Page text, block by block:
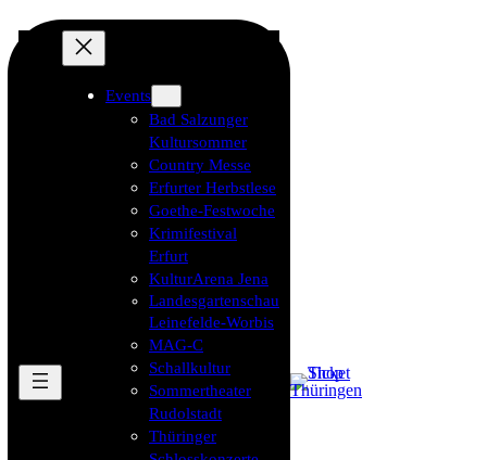
Events
Bad Salzunger
Kultursommer
Country Messe
Erfurter Herbstlese
Goethe-Festwoche
Krimifestival
Erfurt
KulturArena Jena
Landesgartenschau
Leinefelde-Worbis
MAG-C
Schallkultur
Sommertheater
Rudolstadt
Thüringer